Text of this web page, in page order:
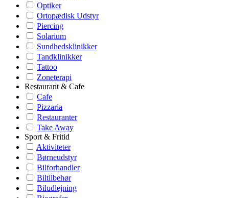
Optiker
Ortopædisk Udstyr
Piercing
Solarium
Sundhedsklinikker
Tandklinikker
Tattoo
Zoneterapi
Restaurant & Cafe
Cafe
Pizzaria
Restauranter
Take Away
Sport & Fritid
Aktiviteter
Børneudstyr
Bilforhandler
Biltilbehør
Biludlejning